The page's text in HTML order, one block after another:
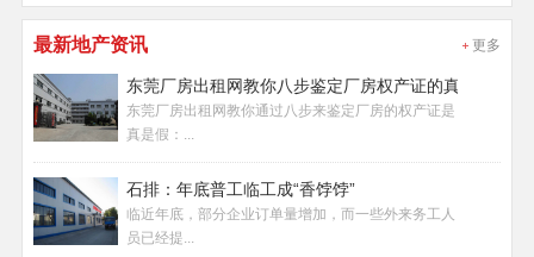
最新地产资讯 更多
东莞厂房出租网教你八步鉴定厂房权产证的真假
东莞厂房出租网教你通过八步来鉴定厂房的权产证是
真是假：...
石排：年底普工临工成“香饽饽”
临近年底，部分企业订单量增加，而一些外来务工人
员已经提...